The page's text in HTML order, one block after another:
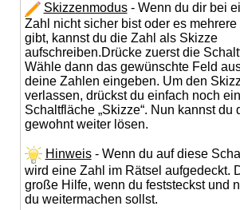
Skizzenmodus- Wenn du dir bei
Zahl nicht sicher bist oder es
gibt, kannst du die Zahl als Skizze
aufschreiben.Drücke zuerst die
Wähle dann das gewünschte Feld
deine Zahlen eingeben. Um den
verlassen, drückst du einfach noch
Schaltfläche „Skizze“. Nun kannst du
gewohnt weiter lösen.
Hinweis- Wenn du auf diese
wird eine Zahl im Rätsel aufgedeckt.
große Hilfe, wenn du feststeckst und
du weitermachen sollst.